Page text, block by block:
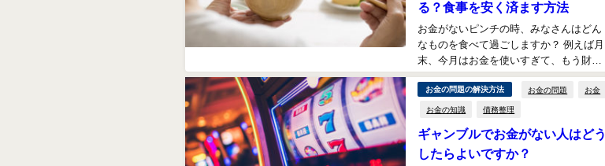
る？食事を安く済ます方法
お金がないピンチの時、みなさんはどん
なものを食べて過ごしますか？ 例えば月
末、今月はお金を使いすぎて、もう財布
の中に残金はわずか、、、そんな時にど
んな料理をして...
お金の問題の解決方法 お金の問題 お金
お金の知識 債務整理
ギャンブルでお金がない人はどう
したらよいですか？